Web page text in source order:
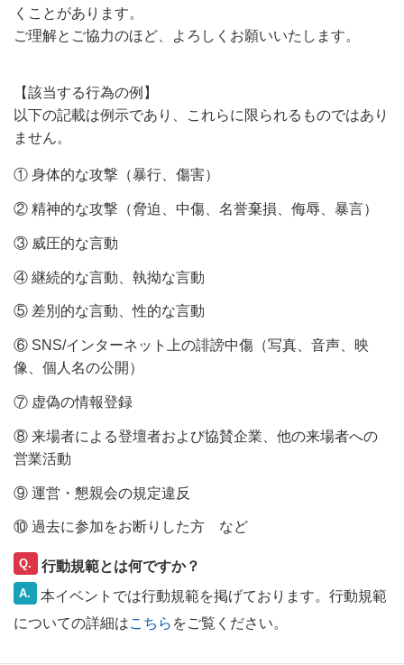
くことがあります。
ご理解とご協力のほど、よろしくお願いいたします。
【該当する行為の例】
以下の記載は例示であり、これらに限られるものではあり
ません。
① 身体的な攻撃（暴行、傷害）
② 精神的な攻撃（脅迫、中傷、名誉棄損、侮辱、暴言）
③ 威圧的な言動
④ 継続的な言動、執拗な言動
⑤ 差別的な言動、性的な言動
⑥ SNS/インターネット上の誹謗中傷（写真、音声、映
像、個人名の公開）
⑦ 虚偽の情報登録
⑧ 来場者による登壇者および協賛企業、他の来場者への
営業活動
⑨ 運営・懇親会の規定違反
⑩ 過去に参加をお断りした方 など
Q. 行動規範とは何ですか？
A.
本イベントでは行動規範を掲げております。行動規範
についての詳細はこちら をご覧ください。